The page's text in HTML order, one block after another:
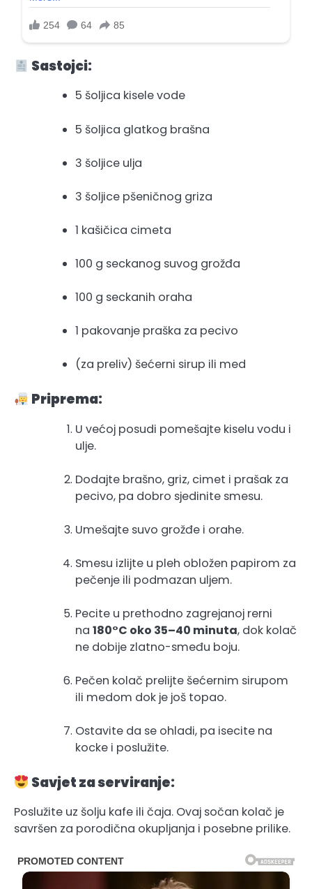
Sastojci:
5 šoljica kisele vode
5 šoljica glatkog brašna
3 šoljice ulja
3 šoljice pšeničnog griza
1 kašičica cimeta
100 g seckanog suvog grožđa
100 g seckanih oraha
1 pakovanje praška za pecivo
(za preliv) šećerni sirup ili med
Priprema:
U većoj posudi pomešajte kiselu vodu i
ulje.
Dodajte brašno, griz, cimet i prašak za
pecivo, pa dobro sjedinite smesu.
Umešajte suvo grožđe i orahe.
Smesu izlijte u pleh obložen papirom za
pečenje ili podmazan uljem.
Pecite u prethodno zagrejanoj rerni
na 180°C oko 35–40 minuta, dok kolač
ne dobije zlatno-smeđu boju.
Pečen kolač prelijte šećernim sirupom
ili medom dok je još topao.
Ostavite da se ohladi, pa isecite na
kocke i poslužite.
Savjet za serviranje:
Poslužite uz šolju kafe ili čaja. Ovaj sočan kolač je
savršen za porodična okupljanja i posebne prilike.